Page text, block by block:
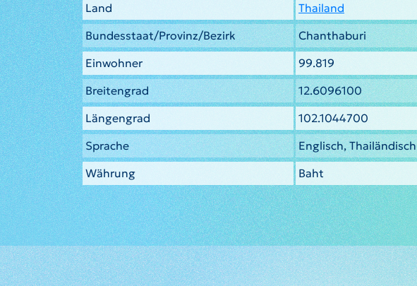
Land
Thailand
Bundesstaat/Provinz/Bezirk
Chanthaburi
Einwohner
99.819
Breitengrad
12.6096100
Längengrad
102.1044700
Sprache
Englisch, Thailändisch
Währung
Baht